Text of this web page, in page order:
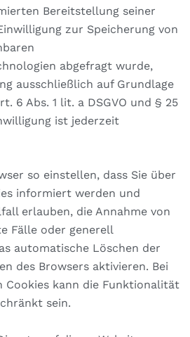
Bereitstellung seiner
zur Speicherung von
abgefragt wurde,
ausschließlich auf Grundlage
6 Abs. 1 lit. a DSGVO und § 25
ist jederzeit
so einstellen, dass Sie über
informiert werden und
erlauben, die Annahme von
Fälle oder generell
automatische Löschen der
des Browsers aktivieren. Bei
Cookies kann die Funktionalität
sein.